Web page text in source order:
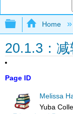
Expand/
Home
20.1.3：
Page ID
Melissa
Yuba